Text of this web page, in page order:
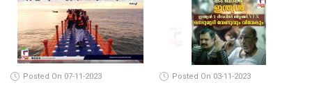
Posted On 07-11-2023 Posted On 03-11-2023